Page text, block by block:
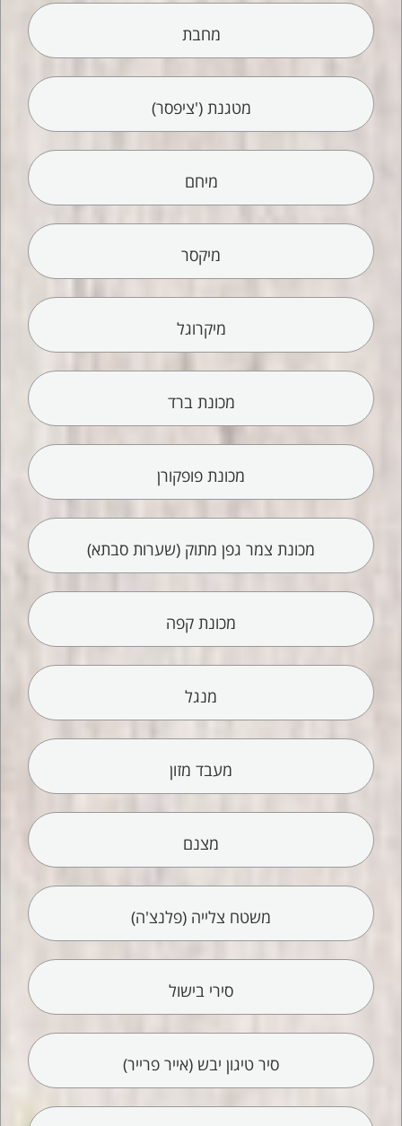
מחבת
מטגנת ('ציפסר)
מיחם
מיקסר
מיקרוגל
מכונת ברד
מכונת פופקורן
מכונת צמר גפן מתוק (שערות סבתא)
מכונת קפה
מנגל
מעבד מזון
מצנם
משטח צלייה (פלנצ'ה)
סירי בישול
סיר טיגון יבש (אייר פרייר)